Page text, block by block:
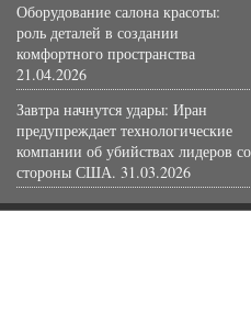
Оборудование салона красоты:
роль деталей в создании
комфортного пространства
21.04.2026
Завтра начнутся удары: Иран
предупреждает технологические
компании об убийствах лидеров со
стороны США. 31.03.2026